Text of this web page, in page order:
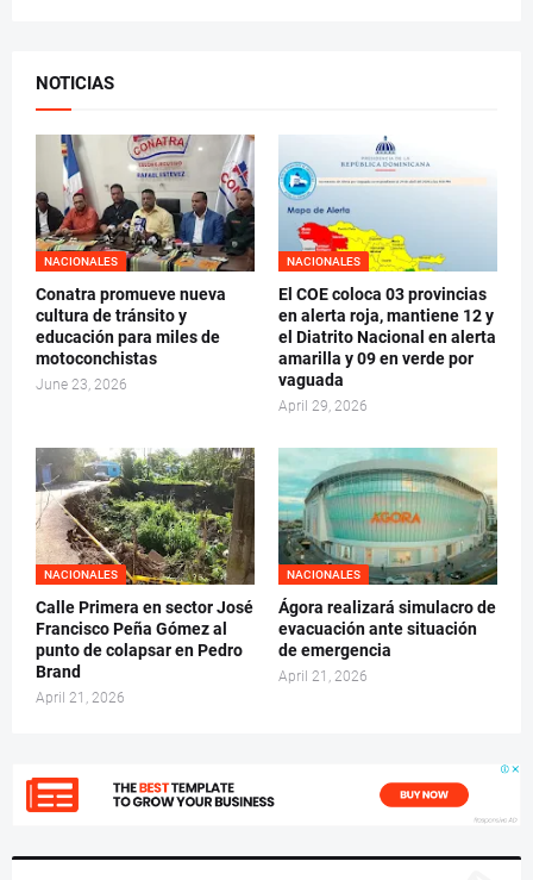
NOTICIAS
NACIONALES
Conatra promueve nueva
cultura de tránsito y
educación para miles de
motoconchistas
June 23, 2026
NACIONALES
El COE coloca 03 provincias
en alerta roja, mantiene 12 y
el Diatrito Nacional en alerta
amarilla y 09 en verde por
vaguada
April 29, 2026
NACIONALES
Calle Primera en sector José
Francisco Peña Gómez al
punto de colapsar en Pedro
Brand
April 21, 2026
NACIONALES
Ágora realizará simulacro de
evacuación ante situación
de emergencia
April 21, 2026